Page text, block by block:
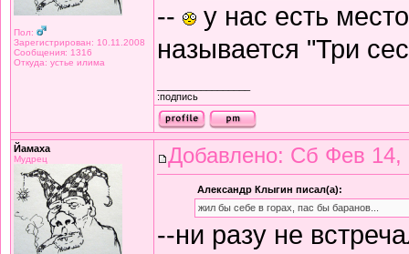
Пол:
Зарегистрирован: 10.11.2008
Сообщения: 1316
Откуда: устье илима
--
у нас есть
называется "Три
:подпись
Йамаха
Мудрец Добавлено: Сб Фев 14,
Александр Клыгин писал(а):
жил бы себе в горах, пас бы баранов...
--ни разу не